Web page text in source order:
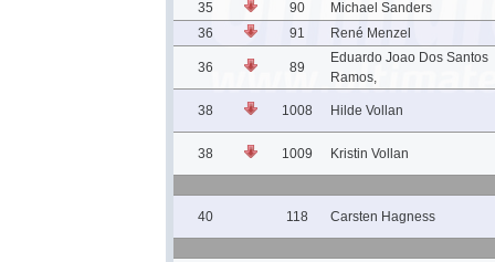
35
90
Michael Sanders
36
91 René Menzel
36 89
Eduardo Joao Dos Santos
Ramos,
38 1008 Hilde Vollan
38 1009 Kristin Vollan
40 118 Carsten Hagness